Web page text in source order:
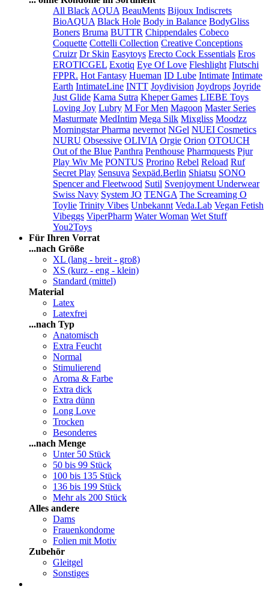
All Black AQUA BeauMents Bijoux Indiscrets
BioAQUA Black Hole Body in Balance BodyGliss
Boners Bruma BUTTR Chippendales Cobeco
Coquette Cottelli Collection Creative Conceptions
Cruizr Dr Skin Easytoys Erecto Cock Essentials Eros
EROTICGEL Exotiq Eye Of Love Fleshlight Flutschi
FPPR. Hot Fantasy Hueman ID Lube Intimate Intimate
Earth IntimateLine INTT Joydivision Joydrops Joyride
Just Glide Kama Sutra Kheper Games LIEBE Toys
Loving Joy Lubry M For Men Magoon Master Series
Masturmate MedIntim Mega Silk Mixgliss Moodzz
Morningstar Pharma nevernot NGel NUEI Cosmetics
NURU Obsessive OLIVIA Orgie Orion OTOUCH
Out of the Blue Panthra Penthouse Pharmquests Pjur
Play Wiv Me PONTUS Prorino Rebel Reload Ruf
Secret Play Sensuva Sexpäd.Berlin Shiatsu SONO
Spencer and Fleetwood Sutil Svenjoyment Underwear
Swiss Navy System JO TENGA The Screaming O
Toylie Trinity Vibes Unbekannt Veda.Lab Vegan Fetish
Vibeggs ViperPharm Water Woman Wet Stuff
You2Toys
Für Ihren Vorrat
...nach Größe
XL (lang - breit - groß)
XS (kurz - eng - klein)
Standard (mittel)
Material
Latex
Latexfrei
...nach Typ
Anatomisch
Extra Feucht
Normal
Stimulierend
Aroma & Farbe
Extra dick
Extra dünn
Long Love
Trocken
Besonderes
...nach Menge
Unter 50 Stück
50 bis 99 Stück
100 bis 135 Stück
136 bis 199 Stück
Mehr als 200 Stück
Alles andere
Dams
Frauenkondome
Folien mit Motiv
Zubehör
Gleitgel
Sonstiges